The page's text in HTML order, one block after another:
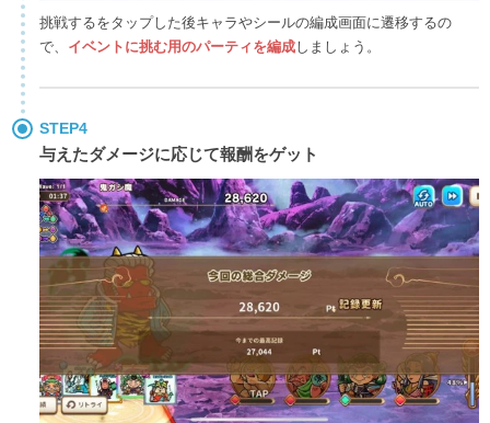
挑戦するをタップした後キャラやシールの編成画面に遷移するの
で、 イベントに挑む用のパーティを編成しましょう。
STEP4
与えたダメージに応じて報酬をゲット